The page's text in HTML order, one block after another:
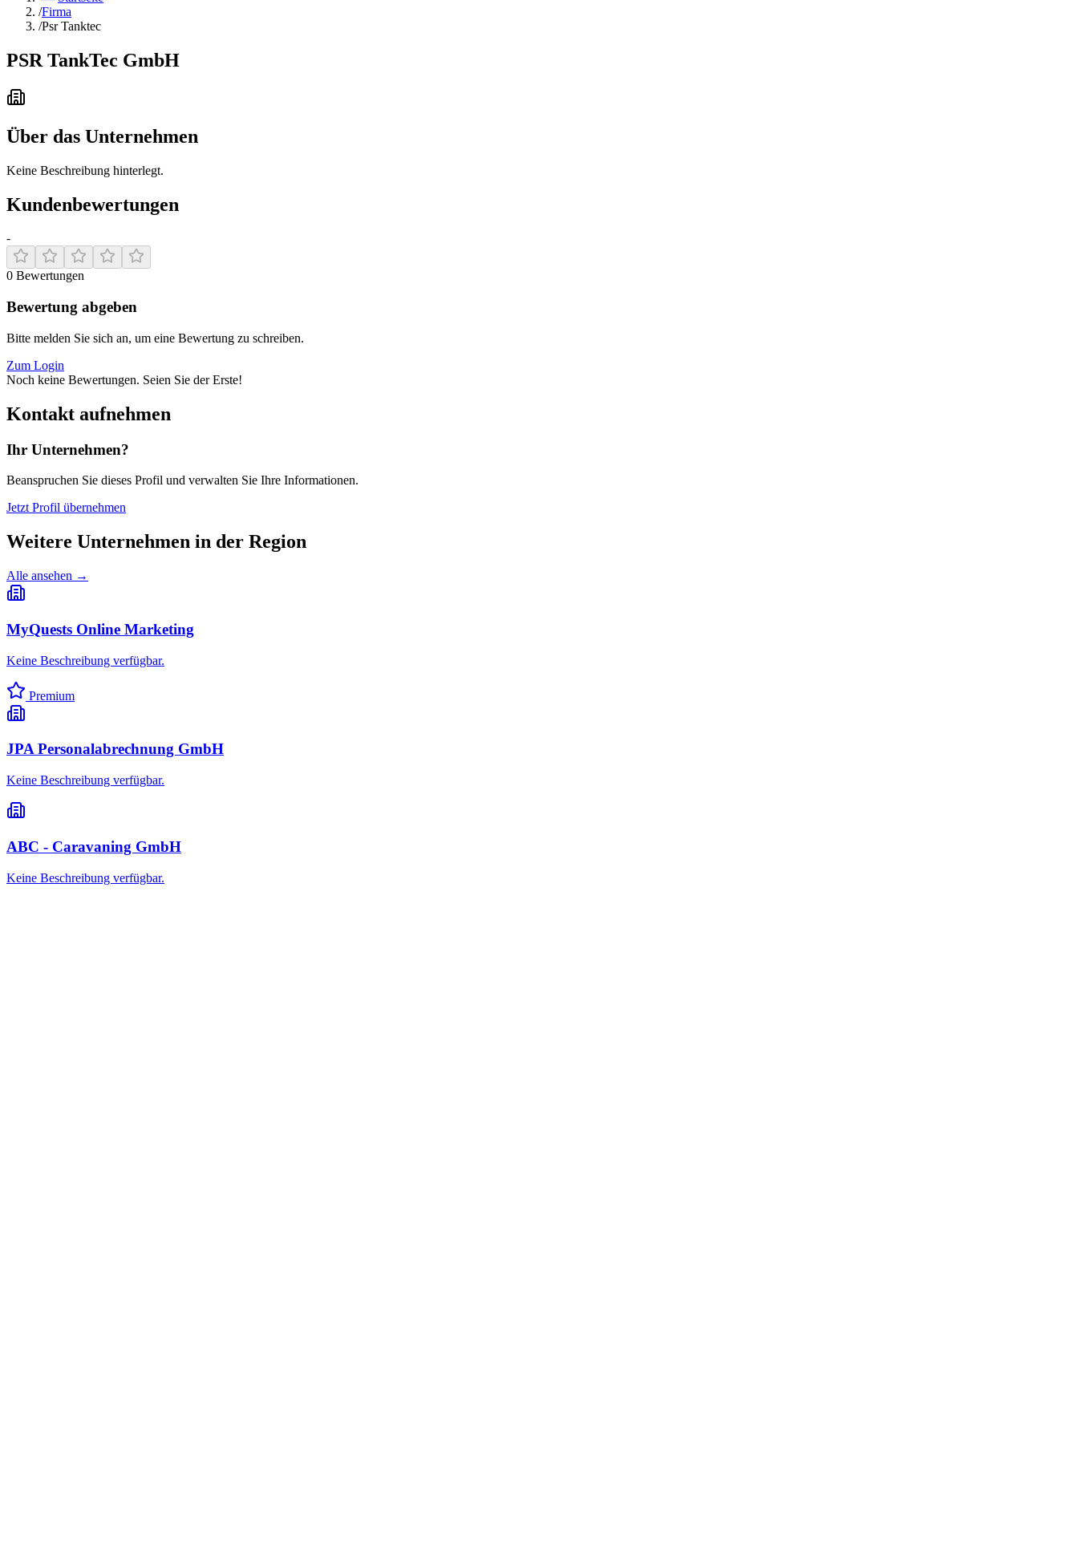
/Firma
/Psr Tanktec
PSR TankTec GmbH
Über das Unternehmen
Keine Beschreibung hinterlegt.
Kundenbewertungen
-
0 Bewertungen
Bewertung abgeben
Bitte melden Sie sich an, um eine Bewertung zu schreiben.
Zum Login
Noch keine Bewertungen. Seien Sie der Erste!
Kontakt aufnehmen
Ihr Unternehmen?
Beanspruchen Sie dieses Profil und verwalten Sie Ihre Informationen.
Jetzt Profil übernehmen
Weitere Unternehmen in der Region
Alle ansehen →
MyQuests Online Marketing
Keine Beschreibung verfügbar.
Premium
JPA Personalabrechnung GmbH
Keine Beschreibung verfügbar.
ABC - Caravaning GmbH
Keine Beschreibung verfügbar.